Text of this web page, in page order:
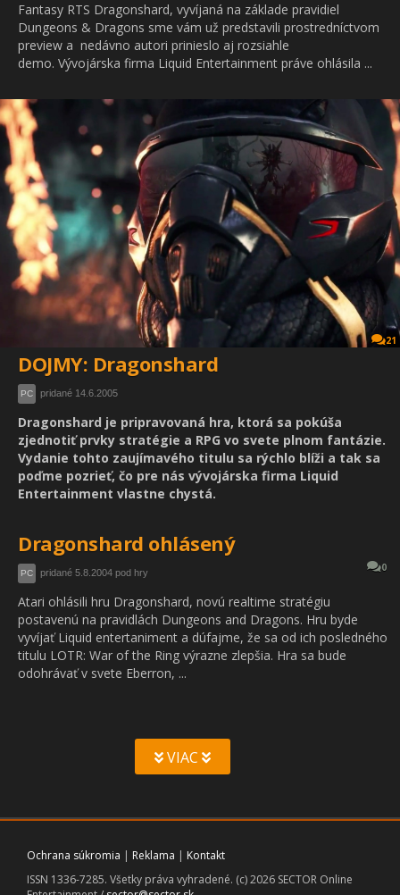
Fantasy RTS Dragonshard, vyvíjaná na základe pravidiel
Dungeons & Dragons sme vám už predstavili prostredníctvom
preview a nedávno autori prinieslo aj rozsiahle
demo. Vývojárska firma Liquid Entertainment práve ohlásila ...
21
DOJMY: Dragonshard
PC pridané 14.6.2005
Dragonshard je pripravovaná hra, ktorá sa pokúša
zjednotiť prvky stratégie a RPG vo svete plnom fantázie.
Vydanie tohto zaujímavého titulu sa rýchlo blíži a tak sa
poďme pozrieť, čo pre nás vývojárska firma Liquid
Entertainment vlastne chystá.
Dragonshard ohlásený
0
PC pridané 5.8.2004 pod hry
Atari ohlásili hru Dragonshard, novú realtime stratégiu
postavenú na pravidlách Dungeons and Dragons. Hru byde
vyvíjať Liquid entertaniment a dúfajme, že sa od ich posledného
titulu LOTR: War of the Ring výrazne zlepšia. Hra sa bude
odohrávať v svete Eberron, ...
VIAC
Ochrana súkromia | Reklama | Kontakt
ISSN 1336-7285. Všetky práva vyhradené. (c) 2026 SECTOR Online